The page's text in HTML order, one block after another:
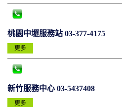
桃園中壢服務站 03-377-4175
更多
新竹服務中心 03-5437408
更多